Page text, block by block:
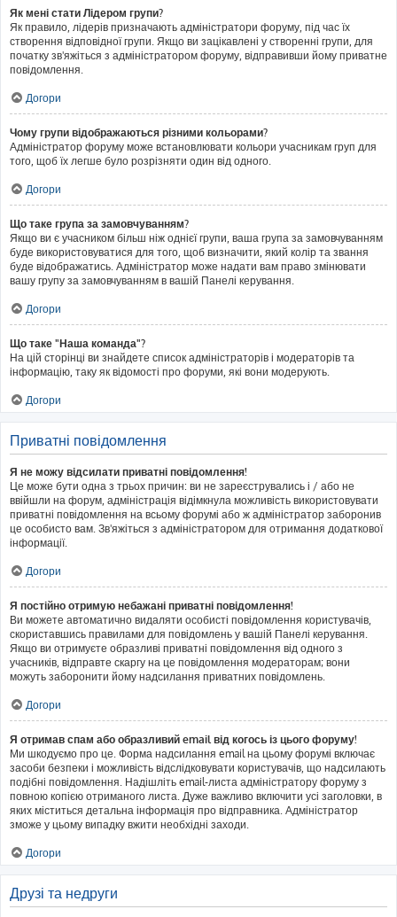
Як мені стати Лідером групи?
Як правило, лідерів призначають адміністратори форуму, під час їх
створення відповідної групи. Якщо ви зацікавлені у створенні групи, для
початку зв'яжіться з адміністратором форуму, відправивши йому приватне
повідомлення.
Догори
Чому групи відображаються різними кольорами?
Адміністратор форуму може встановлювати кольори учасникам груп для
того, щоб їх легше було розрізняти один від одного.
Догори
Що таке група за замовчуванням?
Якщо ви є учасником більш ніж однієї групи, ваша група за замовчуванням
буде використовуватися для того, щоб визначити, який колір та звання
буде відображатись. Адміністратор може надати вам право змінювати
вашу групу за замовчуванням в вашій Панелі керування.
Догори
Що таке "Наша команда"?
На цій сторінці ви знайдете список адміністраторів і модераторів та
інформацію, таку як відомості про форуми, які вони модерують.
Догори
Приватні повідомлення
Я не можу відсилати приватні повідомлення!
Це може бути одна з трьох причин: ви не зареєструвались і / або не
ввійшли на форум, адміністрація відімкнула можливість використовувати
приватні повідомлення на всьому форумі або ж адміністратор заборонив
це особисто вам. Зв'яжіться з адміністратором для отримання додаткової
інформації.
Догори
Я постійно отримую небажані приватні повідомлення!
Ви можете автоматично видаляти особисті повідомлення користувачів,
скориставшись правилами для повідомлень у вашій Панелі керування.
Якщо ви отримуєте образливі приватні повідомлення від одного з
учасників, відправте скаргу на це повідомлення модераторам; вони
можуть заборонити йому надсилання приватних повідомлень.
Догори
Я отримав спам або образливий email від когось із цього форуму!
Ми шкодуємо про це. Форма надсилання email на цьому форумі включає
засоби безпеки і можливість відслідковувати користувачів, що надсилають
подібні повідомлення. Надішліть email-листа адміністратору форуму з
повною копією отриманого листа. Дуже важливо включити усі заголовки, в
яких міститься детальна інформація про відправника. Адміністратор
зможе у цьому випадку вжити необхідні заходи.
Догори
Друзі та недруги